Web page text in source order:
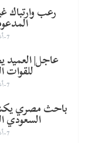
رعب وارتباك
7-أغسطس- 2026
عاجل|
للقوات
7-أغسطس- 2026
باحث مصري
السعودي
7-أغسطس- 2026